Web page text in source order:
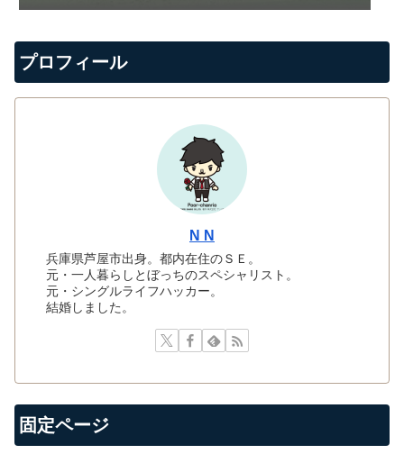
プロフィール
N N
兵庫県芦屋市出身。都内在住のＳＥ。
元・一人暮らしとぼっちのスペシャリスト。
元・シングルライフハッカー。
結婚しました。
固定ページ